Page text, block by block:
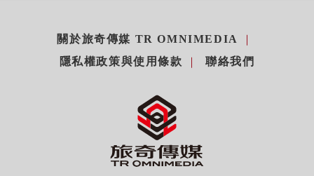
關於旅奇傳媒 TR OMNIMEDIA
隱私權政策與使用條款
聯絡我們